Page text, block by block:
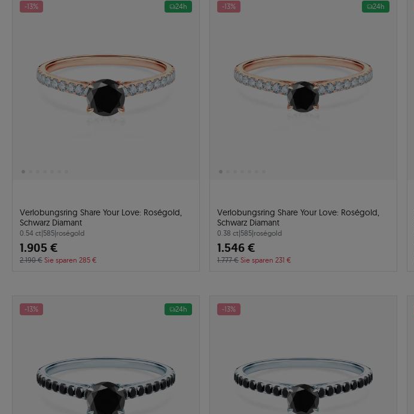
-13% 24h
Verlobungsring Share Your Love: Roségold,
Schwarz Diamant
0.54 ct|585|roségold
1.905 €
2.190 € Sie sparen 285 €
-13% 24h
Verlobungsring Share Your Love: Roségold,
Schwarz Diamant
0.38 ct|585|roségold
1.546 €
1.777 € Sie sparen 231 €
-13% 24h -13%